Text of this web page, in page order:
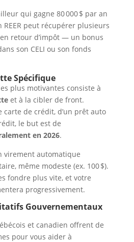
qui gagne 80 000 $ par an
REER peut récupérer plusieurs
retour d’impôt — un bonus
son CELI ou son fonds
Spécifique
plus motivantes consiste à
et à la cibler de front.
carte de crédit, d’un prêt auto
le but est de
en 2026.
virement automatique
même modeste (ex. 100 $).
fondre plus vite, et votre
progressivement.
Gouvernementaux
et canadien offrent de
pour vous aider à